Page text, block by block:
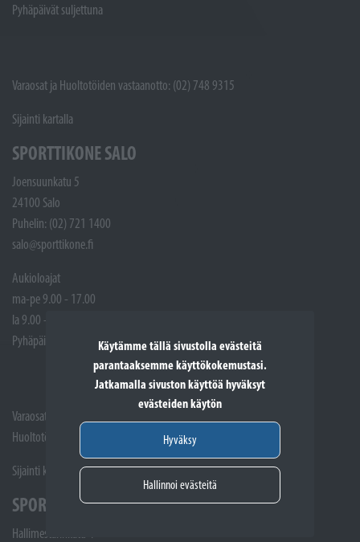
Käytämme tällä sivustolla evästeitä
parantaaksemme käyttökokemustasi.
Jatkamalla sivuston käyttöä hyväksyt
evästeiden käytön
Hyväksy
Hallinnoi evästeitä
Pyhäpäivät suljettuna
Varaosat ja Huoltotöiden vastaanotto: (02) 748 9315
Sijainti kartalla
SPORTTIKONE SALO
Joensuunkatu 5
24100 Salo
Puhelin: (02) 721 1400
salo@sporttikone.fi
Aukioloajat
ma-pe 9.00 - 17.00
la 9.00 - 14.00
Pyhäpäivät suljettuna
Varaosat: (02) 721 1407
Huoltotöiden vastaanotto: 02 7211405
Sijainti kartalla
SPORTTIKONE KAARINA
Hallimestarinkatu 4